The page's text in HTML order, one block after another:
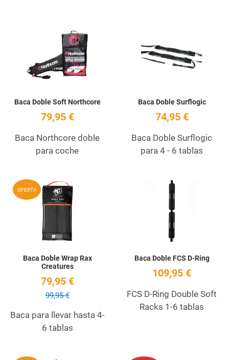
Quick View
Baca Doble Soft Northcore
79,95 €
Baca Northcore doble
para coche
Baca Doble Surflogic
74,95 €
Baca Doble Surflogic
para 4 - 6 tablas
OFERTA
Baca Doble Wrap Rax
Creatures
79,95 €
99,95 €
Baca para llevar hasta 4-
6 tablas
Baca Doble FCS D-Ring
109,95 €
FCS D-Ring Double Soft
Racks 1-6 tablas